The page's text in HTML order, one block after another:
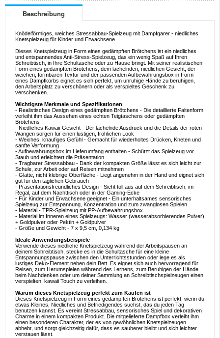
Beschreibung
Knödelförmiges, weiches Stressabbau-Spielzeug mit Dampfgarer - niedliches
Knetspielzeug für Kinder und Erwachsene
Dieses Knetspielzeug in Form eines gedämpften Brötchens ist ein niedliches
und entspannendes Anti-Stress-Spielzeug, das ein wenig Spaß auf Ihren
Schreibtisch, in Ihre Schultasche oder zu Hause bringt. Mit seiner realistischen
Form eines gedämpften Brötchens, dem lächelnden, niedlichen Gesicht, der
weichen, formbaren Textur und der passenden Aufbewahrungsbox in Form
eines Dampfkorbs eignet es sich perfekt, um unruhige Hände zu beruhigen,
den Arbeitsplatz zu verschönern oder als verspieltes Geschenk zu
verschenken.
Wichtigste Merkmale und Spezifikationen
- Realistisches Design eines gedämpften Brötchens - Die detaillierte Faltenform
verleiht ihm das Aussehen eines echten Teigtaschens oder gedämpften
Brötchens
- Niedliches Kawaii-Gesicht - Der lächelnde Ausdruck und die Details der roten
Wangen sorgen für einen lustigen, fröhlichen Look
- Weiches, knaufiges Gefühl - Gemacht für wiederholtes Drücken, Kneten und
sanfte Verformung
- Aufbewahrungsbox im Lieferumfang enthalten - Schützt das Spielzeug vor
Staub und erleichtert die Präsentation
- Tragbarer Stressabbau - Dank der kompakten Größe lässt es sich leicht zur
Schule, zur Arbeit oder auf Reisen mitnehmen
- Glatte, nicht klebrige Oberfläche - Liegt angenehm in der Hand und eignet sich
gut für den täglichen Gebrauch
- Präsentationsfreundliches Design - Sieht toll aus auf dem Schreibtisch, im
Regal, auf dem Nachttisch oder in der Gaming-Ecke
- Für Kinder und Erwachsene geeignet - Ein unterhaltsames sensorisches
Spielzeug zur Entspannung, Konzentration und zum zwanglosen Spielen
- Material - TPR-Spielzeug mit PP-Aufbewahrungsbox
- Material im Inneren eines Spielzeugs: Wasser (wasserabsorbierendes Pulver)
+ Goldpulver oder Pektin + Goldpulver
- Größe und Gewicht - 7 x 9,5 cm, 0,134 kg
Ideale Anwendungsbeispiele
Verwende dieses niedliche Knetspielzeug während der Arbeitspausen an
deinem Schreibtisch, stecke es in die Schultasche für eine kleine
Entspannungspause zwischen den Unterrichtsstunden oder lege es als
lustiges Deko-Element neben dein Bett. Es eignet sich auch hervorragend für
Reisen, zum Herumspielen während des Lernens, zum Beruhigen der Hände
beim Nachdenken oder um deiner Sammlung an Schreibtischspielzeugen einen
verspielten, kawaii Touch zu verleihen.
Warum dieses Knetspielzeug perfekt zum Kaufen ist
Dieses Knetspielzeug in Form eines gedämpften Brötchens ist perfekt, wenn du
etwas Kleines, Niedliches und Befriedigendes suchst, das du jeden Tag
benutzen kannst. Es vereint Stressabbau, sensorisches Spiel und dekorativen
Charme in einem kompakten Produkt. Die mitgelieferte Dampfbox verleiht ihm
einen besonderen Charakter, der es von gewöhnlichen Knetspielzeugen
abhebt, und sorgt gleichzeitig dafür, dass es sauberer bleibt und sich leichter
verstauen lässt.